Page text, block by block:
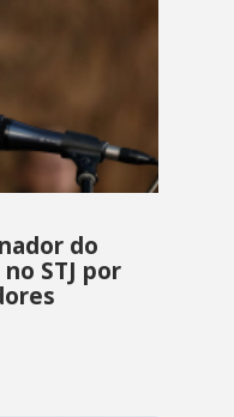
do
STJ por